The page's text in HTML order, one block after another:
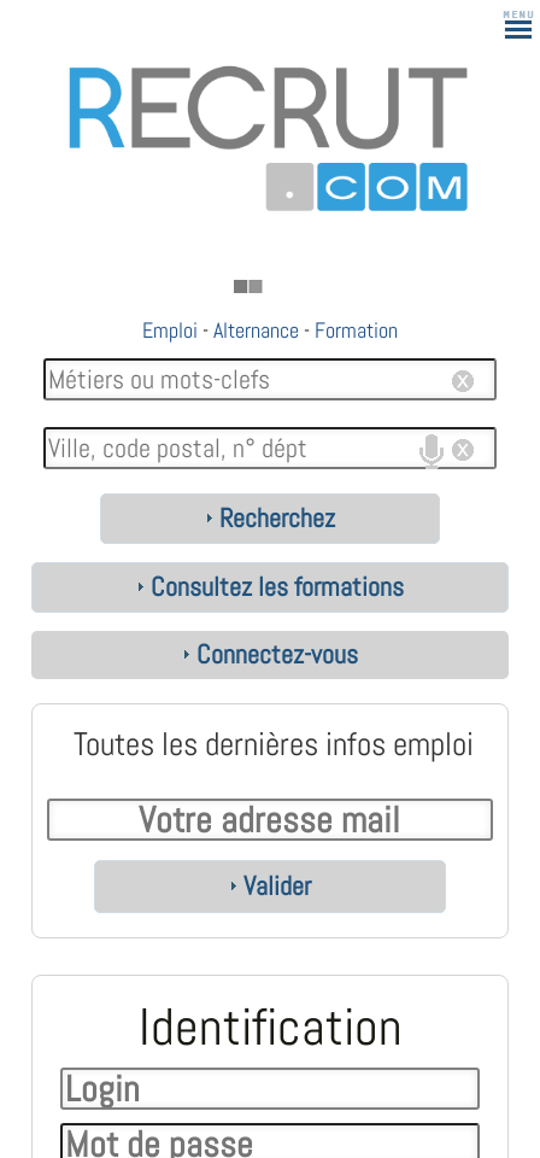
Emploi -Alternance - Formation
Recherchez
Consultez les formations
Connectez-vous
Toutes les dernières infos emploi
Valider
Identification